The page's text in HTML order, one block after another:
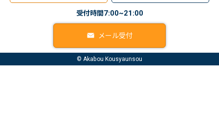
受付時間7:00~21:00
メール受付
© Akabou Kousyaunsou